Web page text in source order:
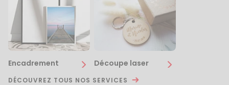
Encadrement Découpe laser
DÉCOUVREZ TOUS NOS SERVICES